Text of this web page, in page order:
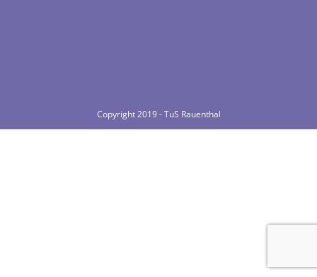
Copyright 2019 - TuS Rauenthal